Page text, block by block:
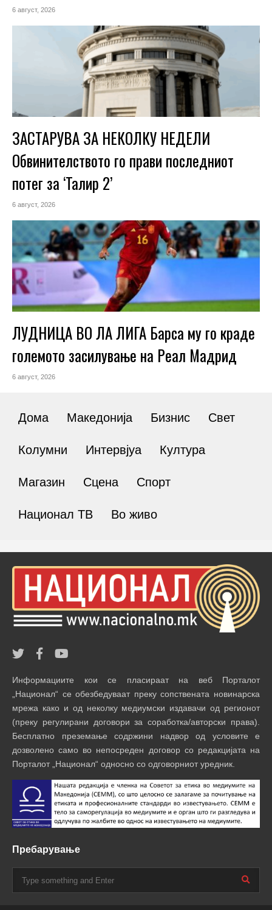
6 август, 2026
ЗАСТАРУВА ЗА НЕКОЛКУ НЕДЕЛИ
Обвинителството го прави последниот
потег за ‘Талир 2’
6 август, 2026
ЛУДНИЦА ВО ЛА ЛИГА Барса му го краде
големото засилување на Реал Мадрид
6 август, 2026
Дома Македонија Бизнис Свет
Колумни Интервјуа Култура
Магазин Сцена Спорт
Национал ТВ Во живо
Информациите кои се пласираат на веб Порталот
„Национал“ се обезбедуваат преку сопствената новинарска
мрежа како и од неколку медиумски издавачи од регионот
(преку регулирани договори за соработка/авторски права).
Бесплатно преземање содржини надвор од условите е
дозволено само во непосреден договор со редакцијата на
Порталот „Национал“ односно со одговорниот уредник.
Пребарување